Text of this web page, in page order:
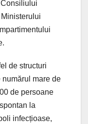
de structuri
mare de
de persoane
la
infecțioase,